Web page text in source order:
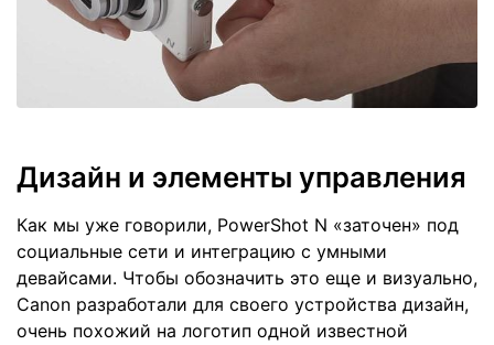
Дизайн и элементы управления
Как мы уже говорили, PowerShot N «заточен» под
социальные сети и интеграцию с умными
девайсами. Чтобы обозначить это еще и визуально,
Canon разработали для своего устройства дизайн,
очень похожий на логотип одной известной